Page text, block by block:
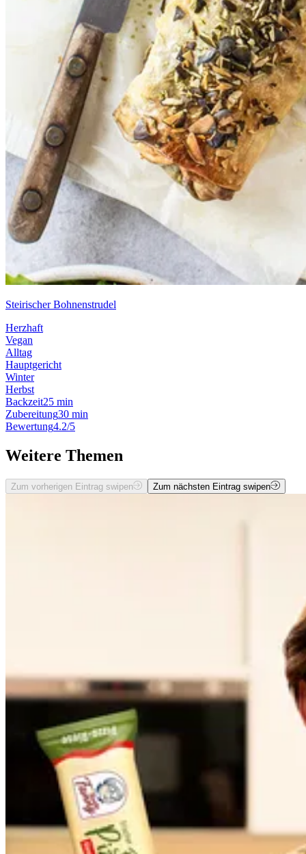
Steirischer Bohnenstrudel
Herzhaft
Vegan
Alltag
Hauptgericht
Winter
Herbst
Backzeit25 min
Zubereitung30 min
Bewertung4.2/5
Weitere Themen
Zum vorherigen Eintrag swipen Zum nächsten Eintrag swipen